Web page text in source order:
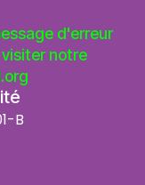
d'erreur
notre
B